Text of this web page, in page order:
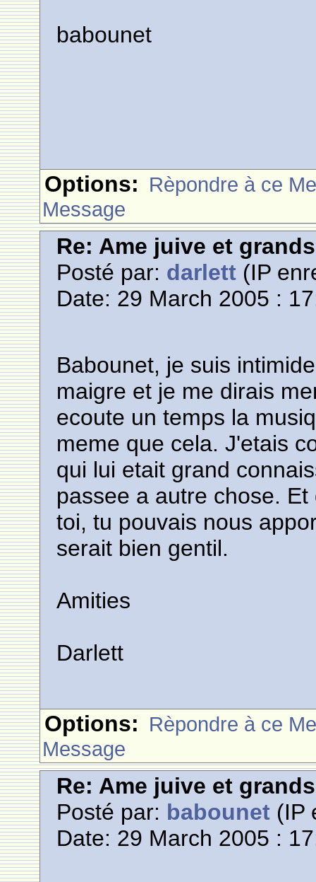
babounet
Options: Rèpondre à ce
Message
Re: Ame juive et
Posté par: darlett (IP
Date: 29 March 2005 :
Babounet, je suis
maigre et je me dirais
ecoute un temps la
meme que cela. J'etais
qui lui etait grand
passee a autre chose.
toi, tu pouvais nous
serait bien gentil.
Amities
Darlett
Options: Rèpondre à ce
Message
Re: Ame juive et
Posté par: babounet (IP
Date: 29 March 2005 :